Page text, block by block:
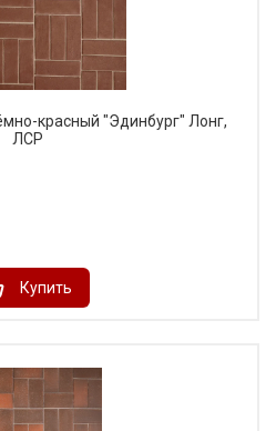
красный "Эдинбург" Лонг,
ЛСР
Купить